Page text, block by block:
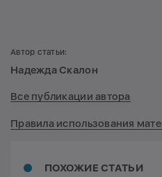
ПОХОЖИЕ СТАТЬИ
Автор статьи:
Надежда Скалон
Все публикации автора
Правила использования